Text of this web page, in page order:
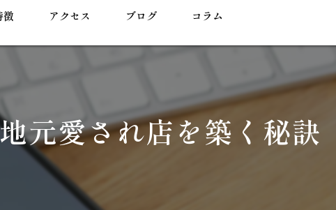
徴 アクセス ブログ コラム
元愛され店を築く秘訣